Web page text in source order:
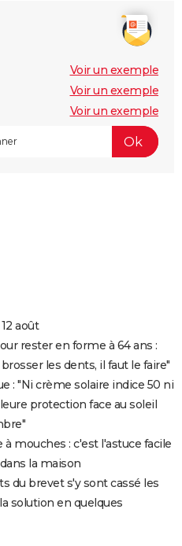
Voir un exemple
Voir un exemple
Voir un exemple
août
rester en forme à 64 ans :
les dents, il faut le faire"
: "Ni crème solaire indice 50 ni
protection face au soleil
mouches : c'est l'astuce facile
la maison
du brevet s'y sont cassé les
solution en quelques